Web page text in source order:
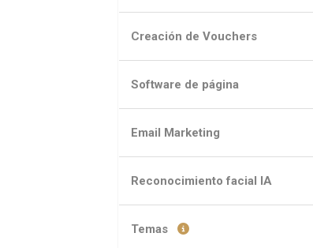
Creación de Vouchers
Software de página
Email Marketing
Reconocimiento facial IA
Temas